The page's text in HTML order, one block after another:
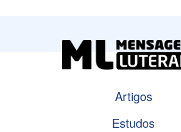
Artigos
Estudos